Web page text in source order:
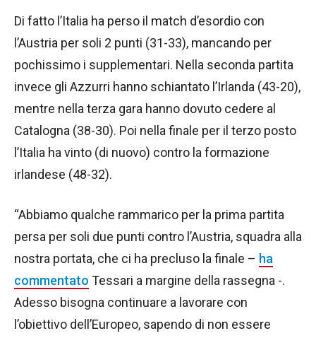
Di fatto l’Italia ha perso il match d’esordio con
l’Austria per soli 2 punti (31-33), mancando per
pochissimo i supplementari. Nella seconda partita
invece gli Azzurri hanno schiantato l’Irlanda (43-20),
mentre nella terza gara hanno dovuto cedere al
Catalogna (38-30). Poi nella finale per il terzo posto
l’Italia ha vinto (di nuovo) contro la formazione
irlandese (48-32).
“Abbiamo qualche rammarico per la prima partita
persa per soli due punti contro l’Austria, squadra alla
nostra portata, che ci ha precluso la finale – ha
commentato Tessari a margine della rassegna -.
Adesso bisogna continuare a lavorare con
l’obiettivo dell’Europeo, sapendo di non essere